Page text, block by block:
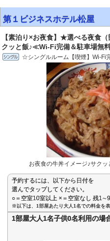
第１ビジネスホテル松屋
【素泊り×お夜食】★選べる夜食
クッと飯♪≪Wi-Fi完備＆駐車場無
☆シングルルーム【喫煙】Wi-Fi
お夜食の牛丼イメージ♪サクッ
予約するには、以下から日付を
選んでタップしてください。
○＝空室10室以上 ×＝空室なし 残
※以下は、1部屋あたり大人1名での料金を表
1部屋大人1名子供0名利用の場